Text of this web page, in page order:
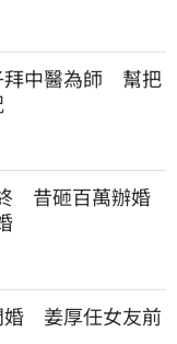
中醫為師　幫把
　昔砸百萬辦婚
　姜厚任女友前